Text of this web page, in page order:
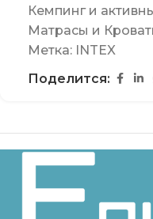
Кемпинг и
Матрасы и
Метка:
INTEX
Поделится: